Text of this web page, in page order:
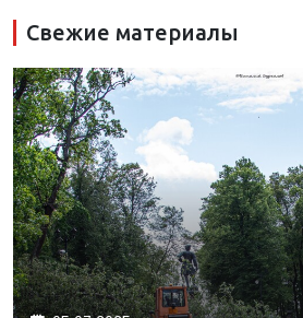
Свежие материалы